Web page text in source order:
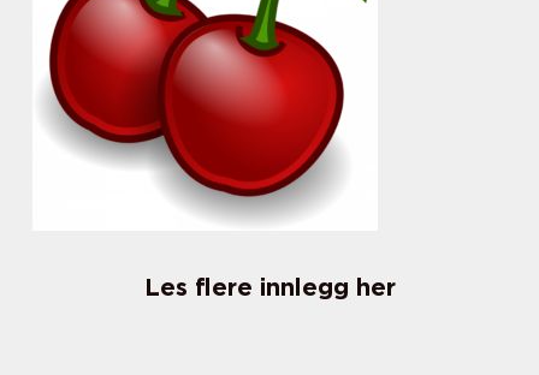
Les flere innlegg her